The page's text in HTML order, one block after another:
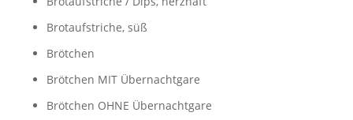
Brotaufstriche, süß
Brötchen
Brötchen MIT Übernachtgare
Brötchen OHNE Übernachtgare